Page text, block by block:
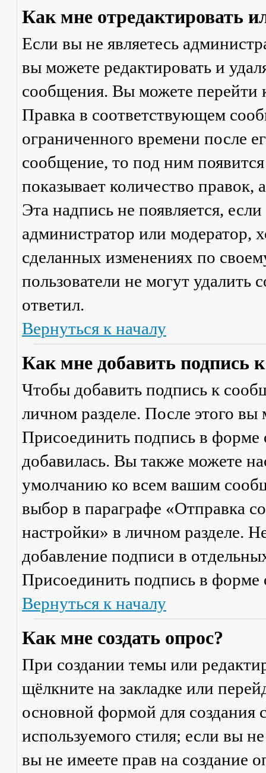
Как мне отредактировать
Если вы не являетесь
вы можете редактировать и
сообщения. Вы можете перейти
Правка в соответствующем
ограниченного времени после
сообщение, то под ним
показывает количество правок,
Эта надпись не появляется,
администратор или модератор,
сделанных изменениях по
пользователи не могут удалить
ответил.
Вернуться к началу
Как мне добавить подпись
Чтобы добавить подпись к
личном разделе. После этого
Присоединить подпись в форме
добавилась. Вы также можете
умолчанию ко всем вашим
выбор в параграфе «Отправка
настройки» в личном разделе.
добавление подписи в
Присоединить подпись в форме
Вернуться к началу
Как мне создать опрос?
При создании темы или
щёлкните на закладке или
основной формой для создания
используемого стиля; если вы
вы не имеете прав на создание